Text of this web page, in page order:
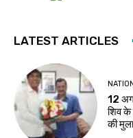
LATEST ARTICLES
12
शिव के
की